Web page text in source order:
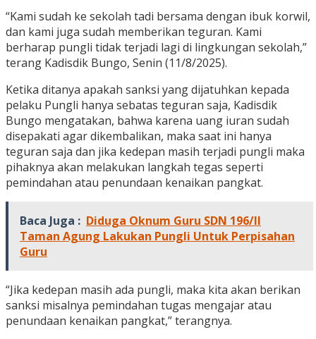
“Kami sudah ke sekolah tadi bersama dengan ibuk korwil,
dan kami juga sudah memberikan teguran. Kami
berharap pungli tidak terjadi lagi di lingkungan sekolah,”
terang Kadisdik Bungo, Senin (11/8/2025).
Ketika ditanya apakah sanksi yang dijatuhkan kepada
pelaku Pungli hanya sebatas teguran saja, Kadisdik
Bungo mengatakan, bahwa karena uang iuran sudah
disepakati agar dikembalikan, maka saat ini hanya
teguran saja dan jika kedepan masih terjadi pungli maka
pihaknya akan melakukan langkah tegas seperti
pemindahan atau penundaan kenaikan pangkat.
Baca Juga : Diduga Oknum Guru SDN 196/II
Taman Agung Lakukan Pungli Untuk Perpisahan
Guru
“Jika kedepan masih ada pungli, maka kita akan berikan
sanksi misalnya pemindahan tugas mengajar atau
penundaan kenaikan pangkat,” terangnya.